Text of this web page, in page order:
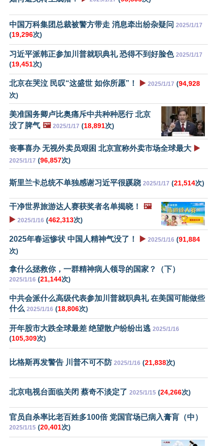
中国万科集团总裁被警方带走 消息牵出纷杂疑问 2025/1/17
(19,296次)
习近平派韩正参加川普就职典礼 恐得不到好脸色 2025/1/17
(19,451次)
北京在哭泣 民叹“这盛世 如你所愿”！ ▶️ 2025/1/17 (94,928
次)
美准国务卿卢比奥痛斥中共种种恶行 北京
没了脾气 🖼️ 2025/1/17 (18,891次)
丧事喜办 无视外卖员艰困 北京宣称外卖市场全球最大 ▶️
2025/1/17 (96,857次)
斯里兰卡总统不单独感谢习近平很蹊跷 2025/1/17 (21,514次)
干净世界旅游达人赛获奖者名单揭晓！
🖼️
▶️ 2025/1/16 (462,313次)
2025年春运惨状 中国人精神气没了！ ▶️ 2025/1/16 (91,884
次)
拿什么拯救你，一群精神病人领导的国家？（下）
2025/1/16 (21,144次)
中共会派什么高级代表参加川普就职典礼 在美国可能做些
什么 2025/1/16 (18,806次)
开年股市大跌全球最差 绝望散户纷纷出逃 2025/1/16
(105,309次)
比格斯再发警告 川普不可不防 2025/1/16 (21,838次)
北京电视台面临关闭 蔡奇不淡定了 2025/1/15 (24,266次)
官员自杀率比老百姓多100倍 党国官场已病入膏肓（中）
2025/1/15 (20,401次)